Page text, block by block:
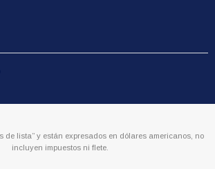
de lista” y están expresados en dólares americanos, no
incluyen impuestos ni flete.